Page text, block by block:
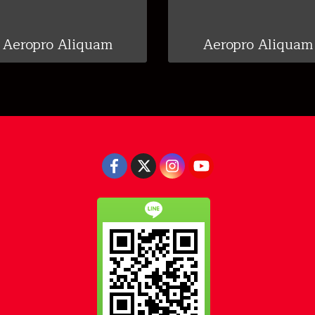
Aeropro Aliquam Aeropro Aliquam